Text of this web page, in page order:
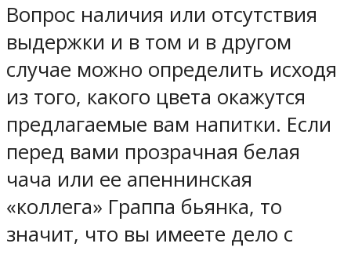
Вопрос наличия или отсутствия
выдержки и в том и в другом
случае можно определить исходя
из того, какого цвета окажутся
предлагаемые вам напитки. Если
перед вами прозрачная белая
чача или ее апеннинская
«коллега» Граппа бьянка, то
значит, что вы имеете дело с